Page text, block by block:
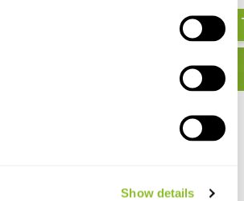
Show details